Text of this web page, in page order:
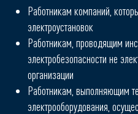
Работникам компаний,
электроустановок
Работникам, проводящим
электробезопасности не
организации
Работникам, выполняющим
электрооборудования,